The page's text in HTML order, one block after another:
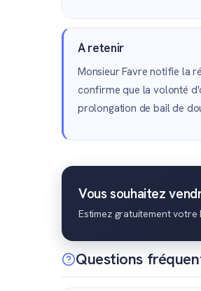
A retenir
Monsieur Favre notifie la
confirme que la volonté
prolongation de bail de
Vous souhaitez
Estimez gratuitement
Questions